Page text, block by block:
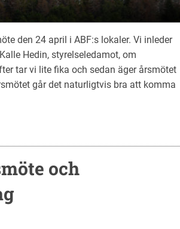
den 24 april i ABF:s lokaler. Vi inleder
Hedin, styrelseledamot, om
tar vi lite fika och sedan äger årsmötet
går det naturligtvis bra att komma
och